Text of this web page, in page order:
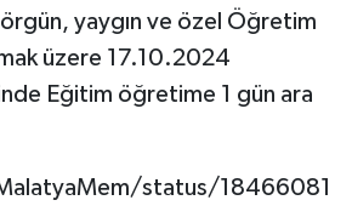
yaygın ve özel Öğretim
üzere 17.10.2024
Eğitim öğretime 1 gün ara
status/18466081